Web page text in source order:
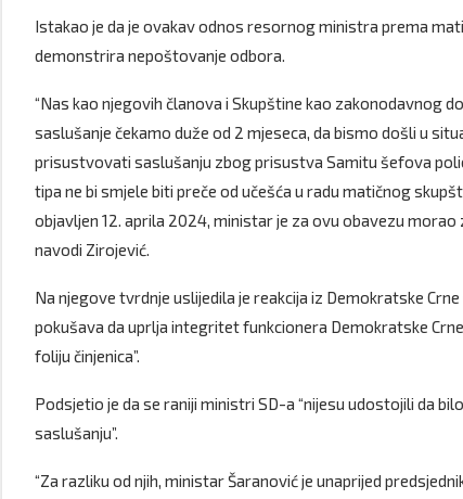
Istakao je da je ovakav odnos resornog ministra prema
demonstrira nepoštovanje odbora.
“Nas kao njegovih članova i Skupštine kao zakonodavnog
saslušanje čekamo duže od 2 mjeseca, da bismo došli u
prisustvovati saslušanju zbog prisustva Samitu šefova
tipa ne bi smjele biti preče od učešća u radu matičnog
objavljen 12. aprila 2024, ministar je za ovu obavezu
navodi Zirojević.
Na njegove tvrdnje uslijedila je reakcija iz Demokratske
pokušava da uprlja integritet funkcionera Demokratske
foliju činjenica”.
Podsjetio je da se raniji ministri SD-a “nijesu udostojili da
saslušanju”.
“Za razliku od njih, ministar Šaranović je unaprijed